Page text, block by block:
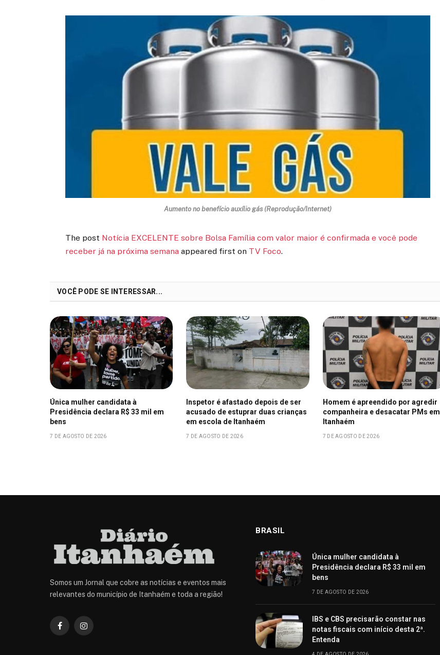
Aumento no benefício auxílio gás (Reprodução/Internet)
The post Notícia EXCELENTE sobre Bolsa Família com valor maior é confirmada e você pode
receber já na próxima semana appeared first on TV Foco.
VOCÊ PODE SE INTERESSAR...
Única mulher candidata à
Presidência declara R$ 33 mil em
bens
7 DE AGOSTO DE 2026
Inspetor é afastado depois de ser
acusado de estuprar duas crianças
em escola de Itanhaém
7 DE AGOSTO DE 2026
Homem é apreendido por agredir
companheira e desacatar PMs em
Itanhaém
7 DE AGOSTO DE 2026
Somos um Jornal que cobre as notícias e eventos mais
relevantes do município de Itanhaém e toda a região!
FacebookInstagram
BRASIL
Única mulher candidata à
Presidência declara R$ 33 mil em
bens
7 DE AGOSTO DE 2026
IBS e CBS precisarão constar nas
notas fiscais com início desta 2ª.
Entenda